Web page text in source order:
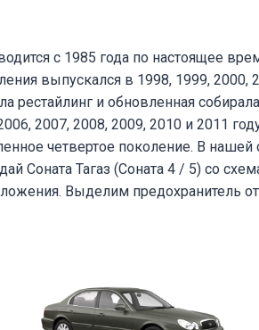
с 1985 года по настоящее
выпускался в 1998, 1999, 2000,
рестайлинг и обновленная
2007, 2008, 2009, 2010 и 2011
четвертое поколение. В нашей
Соната Тагаз (Соната 4 / 5) со
Выделим предохранитель